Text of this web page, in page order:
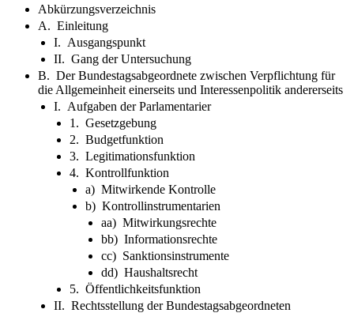
Abkürzungsverzeichnis
A. Einleitung
I. Ausgangspunkt
II. Gang der Untersuchung
B. Der Bundestagsabgeordnete zwischen Verpflichtung für
die Allgemeinheit einerseits und Interessenpolitik andererseits
I. Aufgaben der Parlamentarier
1. Gesetzgebung
2. Budgetfunktion
3. Legitimationsfunktion
4. Kontrollfunktion
a) Mitwirkende Kontrolle
b) Kontrollinstrumentarien
aa) Mitwirkungsrechte
bb) Informationsrechte
cc) Sanktionsinstrumente
dd) Haushaltsrecht
5. Öffentlichkeitsfunktion
II. Rechtsstellung der Bundestagsabgeordneten